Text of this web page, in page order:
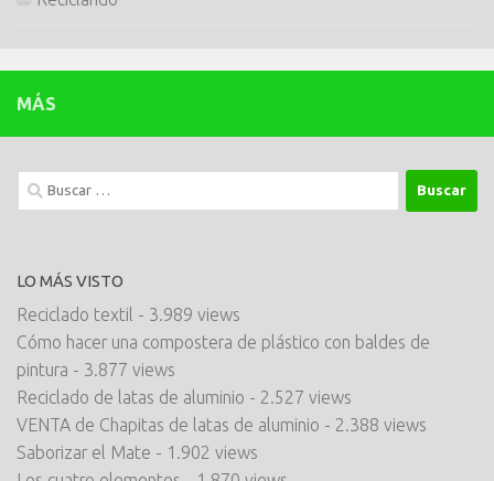
MÁS
Buscar:
LO MÁS VISTO
Reciclado textil - 3.989 views
Cómo hacer una compostera de plástico con baldes de
pintura - 3.877 views
Reciclado de latas de aluminio - 2.527 views
VENTA de Chapitas de latas de aluminio - 2.388 views
Saborizar el Mate - 1.902 views